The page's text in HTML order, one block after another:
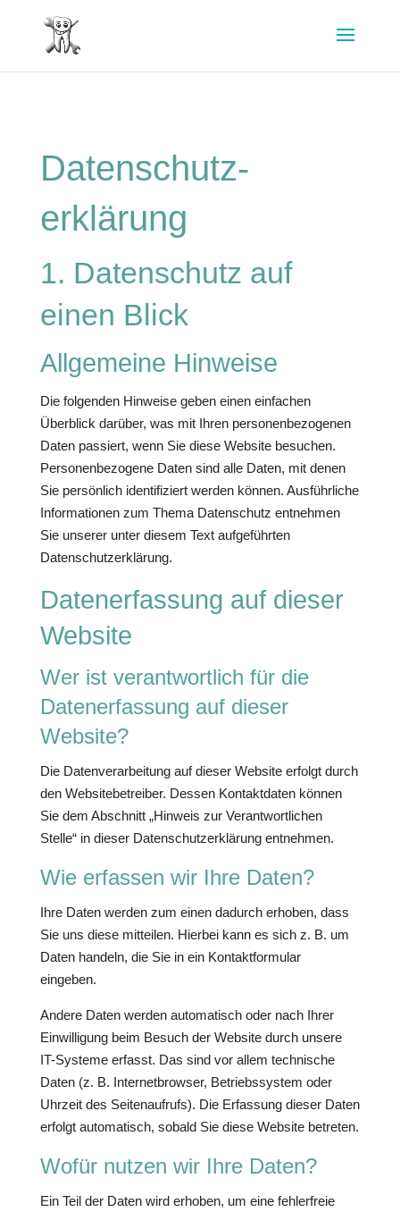
Datenschutz­
erklärung
1. Datenschutz auf
einen Blick
Allgemeine Hinweise
Die folgenden Hinweise geben einen einfachen
Überblick darüber, was mit Ihren personenbezogenen
Daten passiert, wenn Sie diese Website besuchen.
Personenbezogene Daten sind alle Daten, mit denen
Sie persönlich identifiziert werden können. Ausführliche
Informationen zum Thema Datenschutz entnehmen
Sie unserer unter diesem Text aufgeführten
Datenschutzerklärung.
Datenerfassung auf dieser
Website
Wer ist verantwortlich für die
Datenerfassung auf dieser
Website?
Die Datenverarbeitung auf dieser Website erfolgt durch
den Websitebetreiber. Dessen Kontaktdaten können
Sie dem Abschnitt „Hinweis zur Verantwortlichen
Stelle“ in dieser Datenschutzerklärung entnehmen.
Wie erfassen wir Ihre Daten?
Ihre Daten werden zum einen dadurch erhoben, dass
Sie uns diese mitteilen. Hierbei kann es sich z. B. um
Daten handeln, die Sie in ein Kontaktformular
eingeben.
Andere Daten werden automatisch oder nach Ihrer
Einwilligung beim Besuch der Website durch unsere
IT-Systeme erfasst. Das sind vor allem technische
Daten (z. B. Internetbrowser, Betriebssystem oder
Uhrzeit des Seitenaufrufs). Die Erfassung dieser Daten
erfolgt automatisch, sobald Sie diese Website betreten.
Wofür nutzen wir Ihre Daten?
Ein Teil der Daten wird erhoben, um eine fehlerfreie